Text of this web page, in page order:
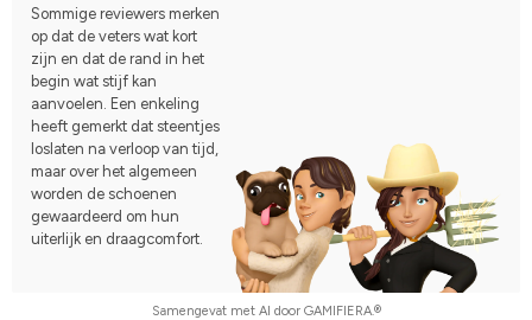
Sommige reviewers merken
op dat de veters wat kort
zijn en dat de rand in het
begin wat stijf kan
aanvoelen. Een enkeling
heeft gemerkt dat steentjes
loslaten na verloop van tijd,
maar over het algemeen
worden de schoenen
gewaardeerd om hun
uiterlijk en draagcomfort.
Samengevat met AI door GAMIFIERA.®